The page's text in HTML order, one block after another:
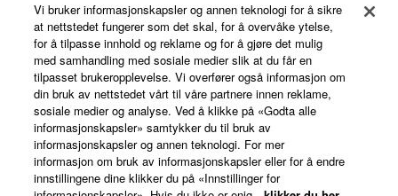
Min Yamaha Music ID
Om Yamaha
Norge - Norwegian
Virksomhet
Vi bruker informasjonskapsler og annen teknologi for å sikre
at nettstedet fungerer som det skal, for å overvåke ytelse,
for å tilpasse innhold og reklame og for å gjøre det mulig
med samhandling med sosiale medier slik at du får en
tilpasset brukeropplevelse. Vi overfører også informasjon om
din bruk av nettstedet vårt til våre partnere innen reklame,
sosiale medier og analyse. Ved å klikke på «Godta alle
informasjonskapsler» samtykker du til bruk av
informasjonskapsler og annen teknologi. For mer
informasjon om bruk av informasjonskapsler eller for å endre
innstillingene dine klikker du på «Innstillinger for